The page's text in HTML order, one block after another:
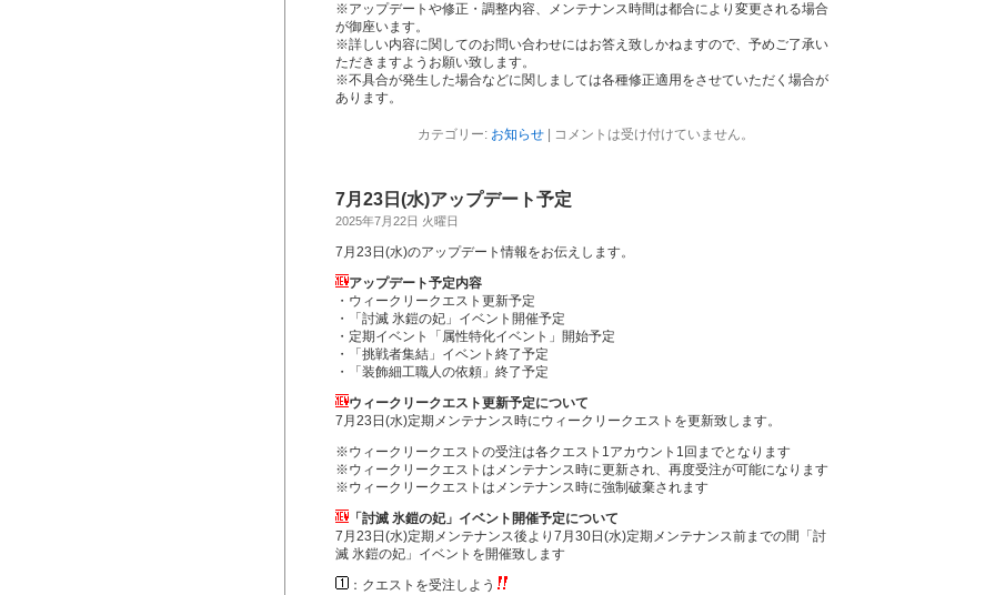
※アップデートや修正・調整内容、メンテナンス時間は都合により変更される場合
が御座います。
※詳しい内容に関してのお問い合わせにはお答え致しかねますので、予めご了承い
ただきますようお願い致します。
※不具合が発生した場合などに関しましては各種修正適用をさせていただく場合が
あります。
カテゴリー: お知らせ| コメントは受け付けていません。
7月23日(水)アップデート予定
2025年7月22日 火曜日
7月23日(水)のアップデート情報をお伝えします。
アップデート予定内容
・ウィークリークエスト更新予定
・「討滅 氷鎧の妃」イベント開催予定
・定期イベント「属性特化イベント」開始予定
・「挑戦者集結」イベント終了予定
・「装飾細工職人の依頼」終了予定
ウィークリークエスト更新予定について
7月23日(水)定期メンテナンス時にウィークリークエストを更新致します。
※ウィークリークエストの受注は各クエスト1アカウント1回までとなります
※ウィークリークエストはメンテナンス時に更新され、再度受注が可能になります
※ウィークリークエストはメンテナンス時に強制破棄されます
「討滅 氷鎧の妃」イベント開催予定について
7月23日(水)定期メンテナンス後より7月30日(水)定期メンテナンス前までの間「討
滅 氷鎧の妃」イベントを開催致します
：クエストを受注しよう